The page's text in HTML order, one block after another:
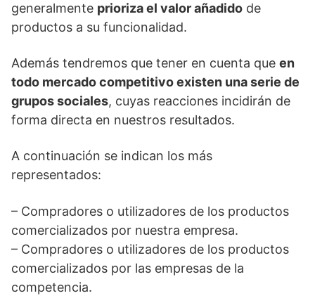
generalmente prioriza el valor añadido de
productos a su funcionalidad.
Además tendremos que tener en cuenta que en
todo mercado competitivo existen una serie de
grupos sociales, cuyas reacciones incidirán de
forma directa en nuestros resultados.
A continuación se indican los más
representados:
– Compradores o utilizadores de los productos
comercializados por nuestra empresa.
– Compradores o utilizadores de los productos
comercializados por las empresas de la
competencia.